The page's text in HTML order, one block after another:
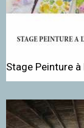
Stage Peinture à